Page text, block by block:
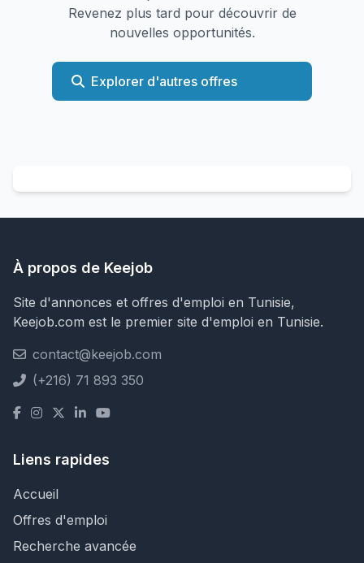
Revenez plus tard pour découvrir de
nouvelles opportunités.
Explorer d'autres offres
À propos de Keejob
Site d'annonces et offres d'emploi en Tunisie,
Keejob.com est le premier site d'emploi en Tunisie.
contact@keejob.com
(+216) 71 893 350
Liens rapides
Accueil
Offres d'emploi
Recherche avancée